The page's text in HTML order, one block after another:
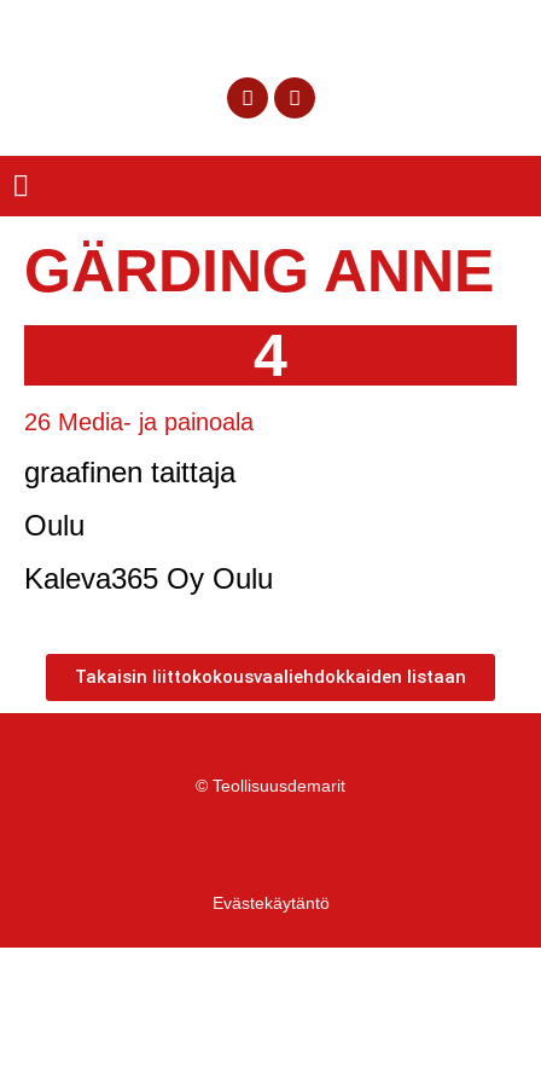
GÄRDING ANNE
4
26 Media- ja painoala
graafinen taittaja
Oulu
Kaleva365 Oy Oulu
Takaisin liittokokousvaaliehdokkaiden listaan
© Teollisuusdemarit
Evästekäytäntö